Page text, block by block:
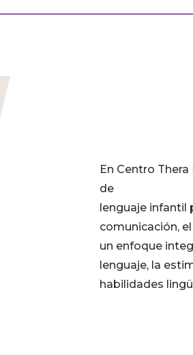
En Centro
de
lenguaje infantil
comunicación,
un enfoque
lenguaje, la
habilidades